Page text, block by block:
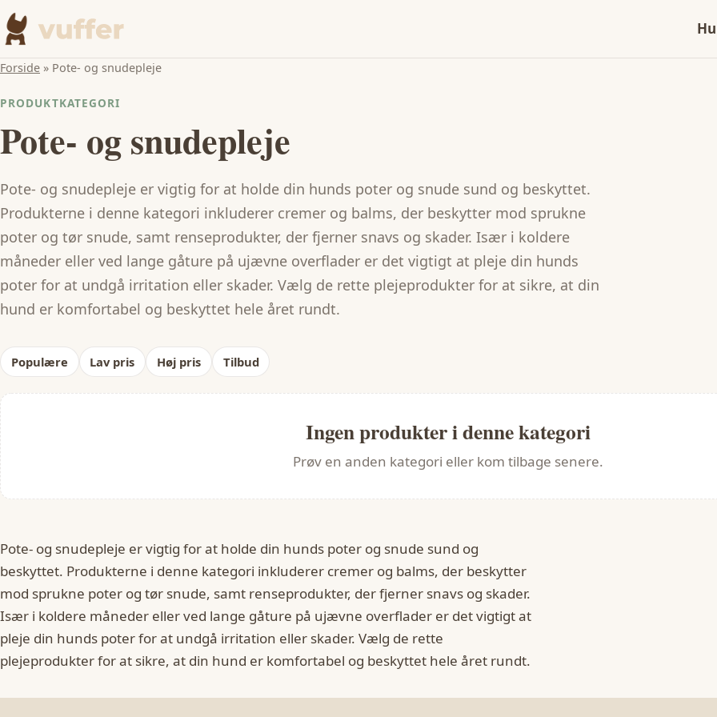
Forside » Pote- og snudepleje
PRODUKTKATEGORI
Pote- og snudepleje
Pote- og snudepleje er vigtig for at holde din hunds poter og snude sund og beskyttet.
Produkterne i denne kategori inkluderer cremer og balms, der beskytter mod sprukne
poter og tør snude, samt renseprodukter, der fjerner snavs og skader. Især i koldere
måneder eller ved lange gåture på ujævne overflader er det vigtigt at pleje din hunds
poter for at undgå irritation eller skader. Vælg de rette plejeprodukter for at sikre, at din
hund er komfortabel og beskyttet hele året rundt.
Populære Lav pris Høj pris Tilbud
Ingen produkter i denne kategori
Prøv en anden kategori eller kom tilbage senere.
Pote- og snudepleje er vigtig for at holde din hunds poter og snude sund og
beskyttet. Produkterne i denne kategori inkluderer cremer og balms, der beskytter
mod sprukne poter og tør snude, samt renseprodukter, der fjerner snavs og skader.
Især i koldere måneder eller ved lange gåture på ujævne overflader er det vigtigt at
pleje din hunds poter for at undgå irritation eller skader. Vælg de rette
plejeprodukter for at sikre, at din hund er komfortabel og beskyttet hele året rundt.